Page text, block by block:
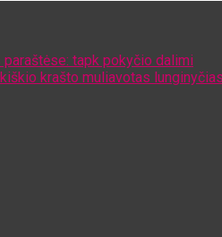
paraštėse: tapk pokyčio dalimi
krašto muliavotas lunginyčias